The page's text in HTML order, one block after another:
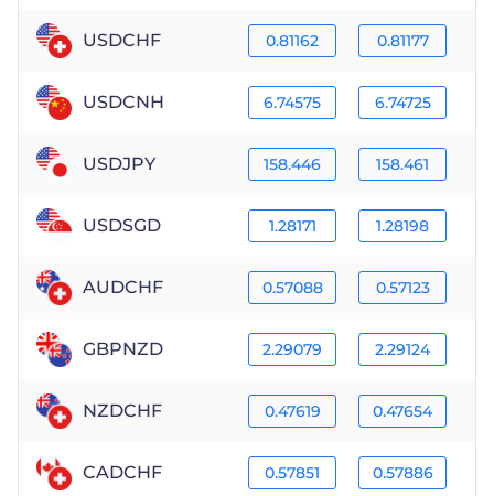
USDCHF 0.81162 0.81177
USDCNH 6.74575 6.74725
USDJPY 158.446 158.461
USDSGD 1.28171 1.28198
AUDCHF 0.57088 0.57123
GBPNZD 2.29079 2.29124
NZDCHF 0.47619 0.47654
CADCHF 0.57851 0.57886